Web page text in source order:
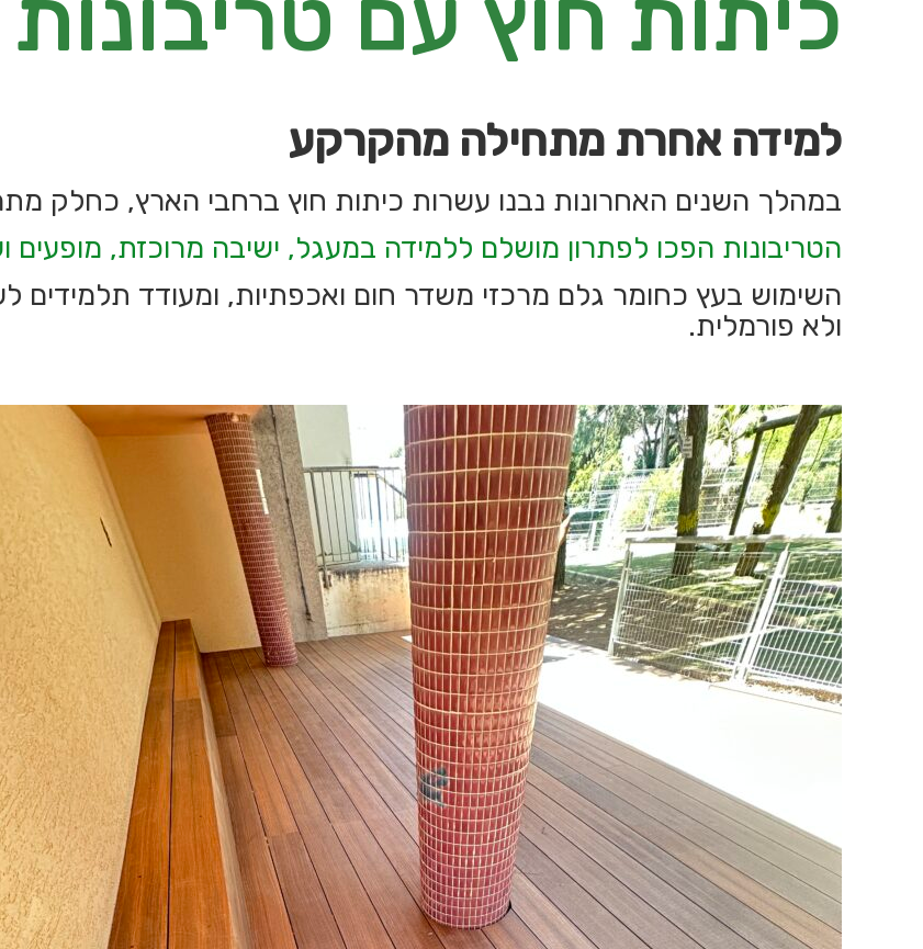
למידה אחרת מתחילה מהקרקע
במהלך השנים האחרונות נבנו עשרות כיתות חוץ ברחבי הארץ, כחלק
הטריבונות הפכו לפתרון מושלם ללמידה במעגל, ישיבה מרוכזת, מופעים
השימוש בעץ כחומר גלם מרכזי משדר חום ואכפתיות, ומעודד תלמידים
ולא פורמלית.